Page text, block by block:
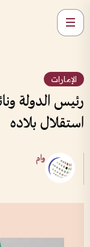
الإمارات
رئيس الدولة
استقلال بلاده
وام